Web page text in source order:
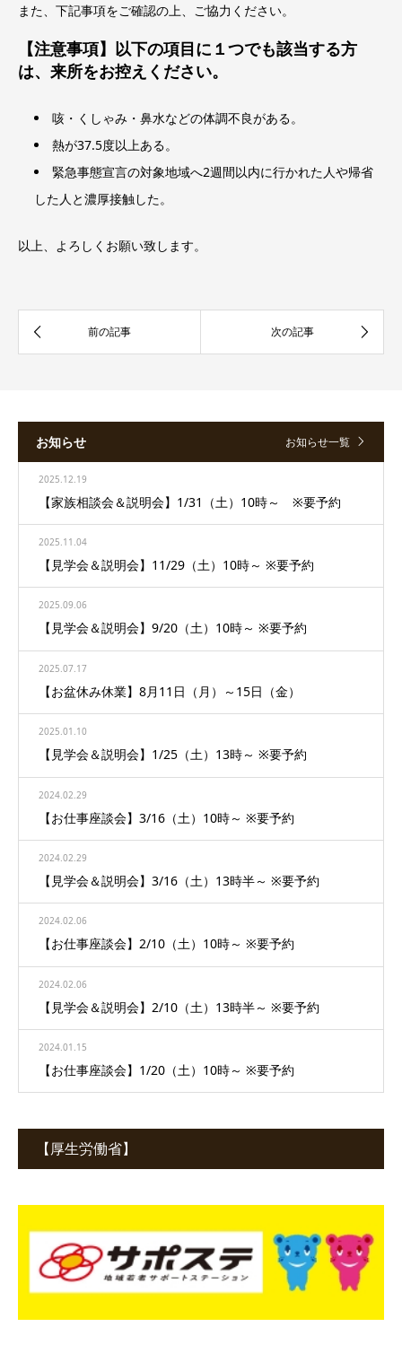
また、下記事項をご確認の上、ご協力ください。
【注意事項】以下の項目に１つでも該当する方
は、来所をお控えください。
咳・くしゃみ・鼻水などの体調不良がある。
熱が37.5度以上ある。
緊急事態宣言の対象地域へ2週間以内に行かれた人や帰省
した人と濃厚接触した。
以上、よろしくお願い致します。
お知らせ お知らせ一覧
2025.12.19
【家族相談会＆説明会】1/31（土）10時～ ※要予約
2025.11.04
【見学会＆説明会】11/29（土）10時～ ※要予約
2025.09.06
【見学会＆説明会】9/20（土）10時～ ※要予約
2025.07.17
【お盆休み休業】8月11日（月）～15日（金）
2025.01.10
【見学会＆説明会】1/25（土）13時～ ※要予約
2024.02.29
【お仕事座談会】3/16（土）10時～ ※要予約
2024.02.29
【見学会＆説明会】3/16（土）13時半～ ※要予約
2024.02.06
【お仕事座談会】2/10（土）10時～ ※要予約
2024.02.06
【見学会＆説明会】2/10（土）13時半～ ※要予約
2024.01.15
【お仕事座談会】1/20（土）10時～ ※要予約
【厚生労働省】